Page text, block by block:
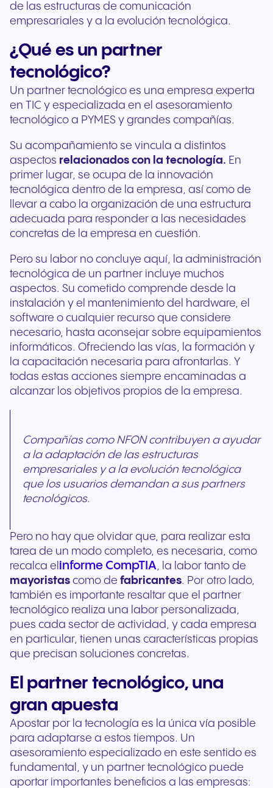
de las estructuras de comunicación
empresariales y a la evolución tecnológica.
¿Qué es un partner
tecnológico?
Un partner tecnológico es una empresa experta
en TIC y especializada en el asesoramiento
tecnológico a PYMES y grandes compañías.
Su acompañamiento se vincula a distintos
aspectos relacionados con la tecnología. En
primer lugar, se ocupa de la innovación
tecnológica dentro de la empresa, así como de
llevar a cabo la organización de una estructura
adecuada para responder a las necesidades
concretas de la empresa en cuestión.
Pero su labor no concluye aquí, la administración
tecnológica de un partner incluye muchos
aspectos. Su cometido comprende desde la
instalación y el mantenimiento del hardware, el
software o cualquier recurso que considere
necesario, hasta aconsejar sobre equipamientos
informáticos. Ofreciendo las vías, la formación y
la capacitación necesaria para afrontarlas. Y
todas estas acciones siempre encaminadas a
alcanzar los objetivos propios de la empresa.
Compañías como NFON contribuyen a ayudar
a la adaptación de las estructuras
empresariales y a la evolución tecnológica
que los usuarios demandan a sus partners
tecnológicos.
Pero no hay que olvidar que, para realizar esta
tarea de un modo completo, es necesaria, como
recalca el informe CompTIA, la labor tanto de
mayoristas como de fabricantes. Por otro lado,
también es importante resaltar que el partner
tecnológico realiza una labor personalizada,
pues cada sector de actividad, y cada empresa
en particular, tienen unas características propias
que precisan soluciones concretas.
El partner tecnológico, una
gran apuesta
Apostar por la tecnología es la única vía posible
para adaptarse a estos tiempos. Un
asesoramiento especializado en este sentido es
fundamental, y un partner tecnológico puede
aportar importantes beneficios a las empresas: